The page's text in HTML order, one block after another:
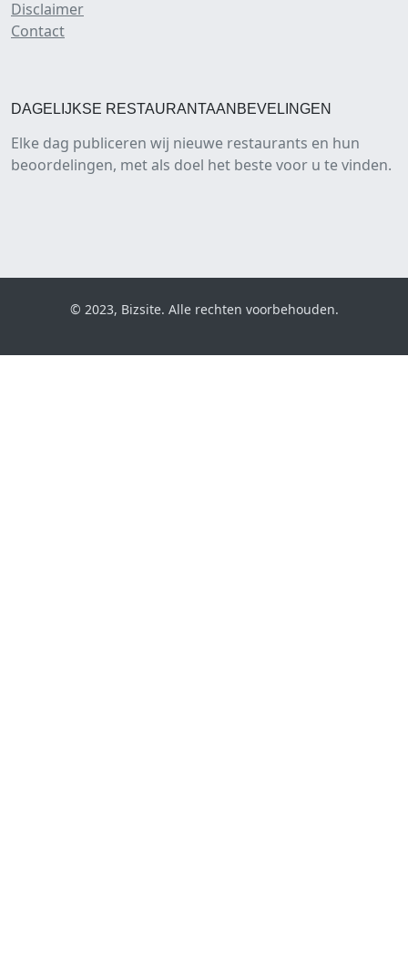
Disclaimer
Contact
DAGELIJKSE RESTAURANTAANBEVELINGEN
Elke dag publiceren wij nieuwe restaurants en hun
beoordelingen, met als doel het beste voor u te vinden.
© 2023, Bizsite. Alle rechten voorbehouden.